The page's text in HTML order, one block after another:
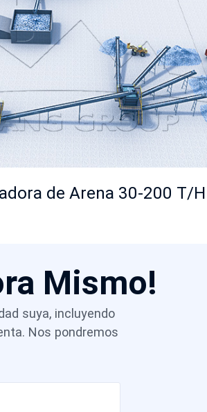
de Arena 30-200 T/H
Mismo!
suya, incluyendo
Nos pondremos